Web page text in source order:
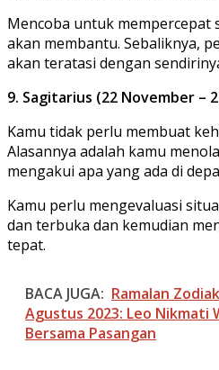
Mencoba untuk mempercepat
akan membantu. Sebaliknya,
akan teratasi dengan
9. Sagitarius (22 November –
Kamu tidak perlu membuat
Alasannya adalah kamu
mengakui apa yang ada di
Kamu perlu mengevaluasi
dan terbuka dan kemudian
tepat.
BACA JUGA: Ramalan
Agustus 2023: Leo Nikmati
Bersama Pasangan